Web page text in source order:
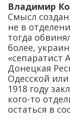
Владимир
Смысл
не в
тогда
более,
«сепаратист
Донецкая
Одесской
1918 году
кого-то
остаться в